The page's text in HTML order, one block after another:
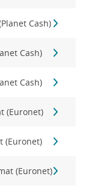
Cash)
Cash)
Cash)
(Euronet)
(Euronet)
(Euronet)